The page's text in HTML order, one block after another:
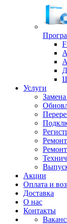
Услуги
Акции
Оплата и
Доставка
О нас
Контакты